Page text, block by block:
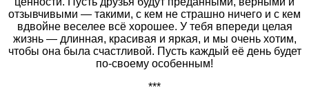
отзывчивыми — такими, с кем не страшно ничего и с кем
вдвойне веселее всё хорошее. У тебя впереди целая
жизнь — длинная, красивая и яркая, и мы очень хотим,
чтобы она была счастливой. Пусть каждый её день будет
по-своему особенным!
***